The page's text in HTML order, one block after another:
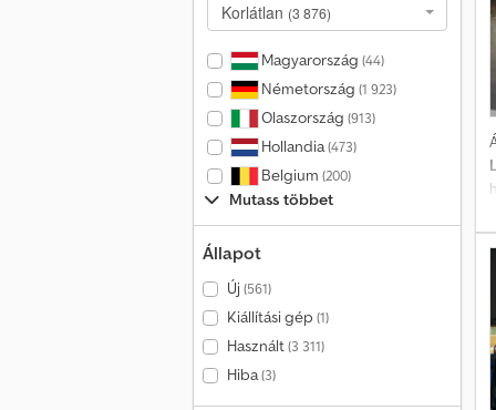
Korlátlan (3 876)
Magyarország (44)
Németország (1 923)
Olaszország (913)
Hollandia(473)
Belgium (200)
Mutass többet
Állapot
Új(561)
Kiállítási gép (1)
Használt(3 311)
Hiba(3)